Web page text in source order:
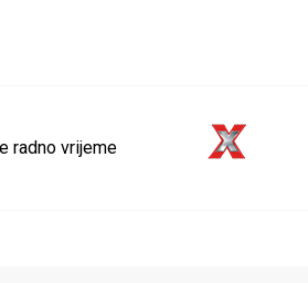
radno vrijeme